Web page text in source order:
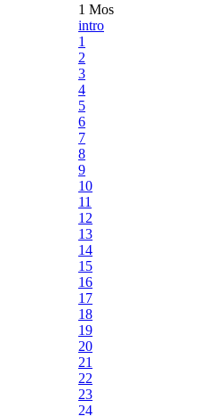
1 Mos
intro
1
2
3
4
5
6
7
8
9
10
11
12
13
14
15
16
17
18
19
20
21
22
23
24